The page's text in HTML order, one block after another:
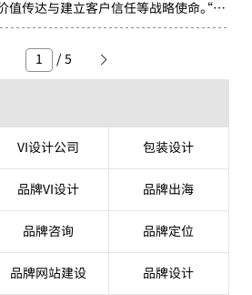
值传达与建立客户信任等战略使命。“北
计”代表的一种理念、一种标准、一种
。它意味着将品牌LOGO设计、品牌设计
”，一个需要被专业设计并赋予战略意
/ 5
VI设计公司 包装设计
品牌VI设计 品牌出海
品牌咨询 品牌定位
品牌网站建设 品牌设计